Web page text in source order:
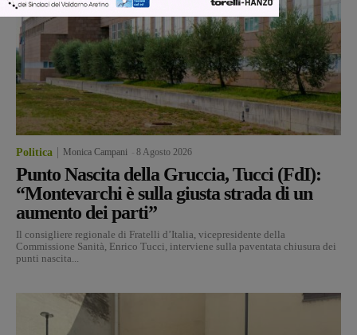
Politica Monica Campani 8 Agosto 2026
Punto Nascita della Gruccia, Tucci (FdI):
“Montevarchi è sulla giusta strada di un
aumento dei parti”
Il consigliere regionale di Fratelli d’Italia, vicepresidente della
Commissione Sanità, Enrico Tucci, interviene sulla paventata chiusura dei
punti nascita...